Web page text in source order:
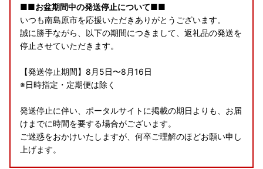
■■お盆期間中の発送停止について■■
いつも南島原市を応援いただきありがとうございます。
誠に勝手ながら、以下の期間につきまして、返礼品の発送を
停止させていただきます。
【発送停止期間】8月5日〜8月16日
※日時指定・定期便は除く
発送停止に伴い、ポータルサイトに掲載の期日よりも、お届
けまでに時間を要する場合がございます。
ご迷惑をおかけいたしますが、何卒ご理解のほどお願い申し
上げます。